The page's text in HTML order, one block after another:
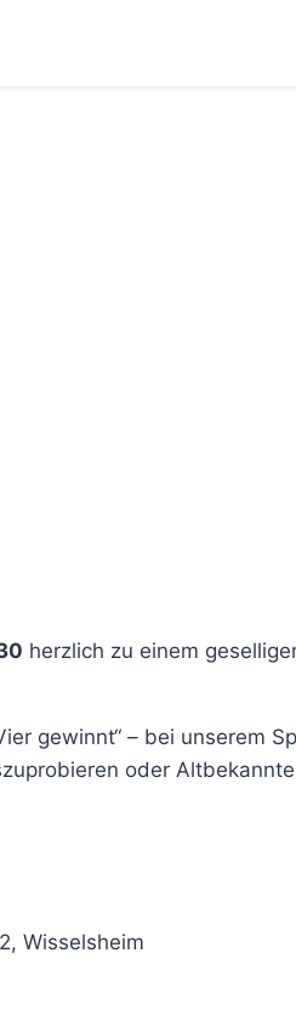
herzlich zu einem
gewinnt“ – bei unserem
oder
Wisselsheim